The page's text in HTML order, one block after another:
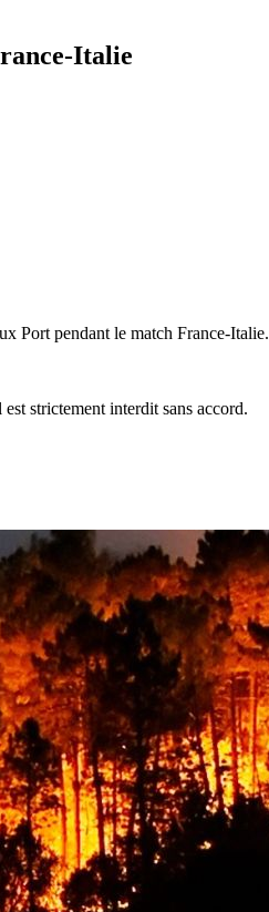
Italie
Port pendant le match France-Italie.
strictement interdit sans accord.